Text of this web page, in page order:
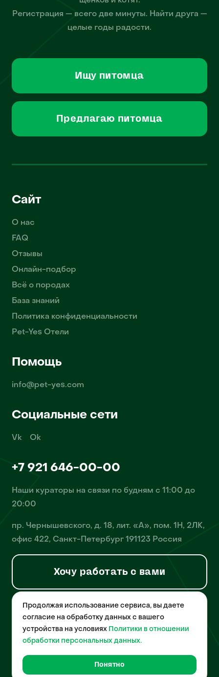
Регистрация — всего две минуты. Найти друга —
целые годы радости.
Ищу питомца
Предлагаю питомца
Сайт
О нас
FAQ
Отзывы
Онлайн-подбор
Всё о породах
База знаний
Политика конфиденциальности
Pet-Yes Отели
Помощь
info@pet-yes.com
Социальные сети
Vk Ok
+7 921 646-00-00
Наши кураторы на связи по будням с 11:00 до
20:00
пр. Чернышевского, д. 18, лит. «А», пом. 1Н, 2ЛК,
офис 422, Санкт-Петербург 191123 Россия
Хочу работать с вами
© 2026 Pet-Yes. ООО «Биржа домашних животных «Пет-Ес»
осуществляет деятельность в области информационных
технологий, деятельность по разработке и эксплуатации
собственного программного обеспечения, деятельность
порталов в информационно-коммуникационной сети Интернет и
домашних животных», свидетельство о регистрации
№2021612018 от 10 февраля 2021 года.
Продолжая использование сервиса, вы даете
согласие на обработку данных с вашего
устройства на условиях Политики в отношении
обработки персональных данных.
Понятно